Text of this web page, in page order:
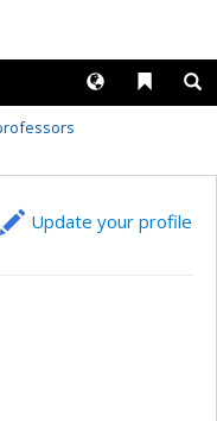
Liens
Langues
Update your profile